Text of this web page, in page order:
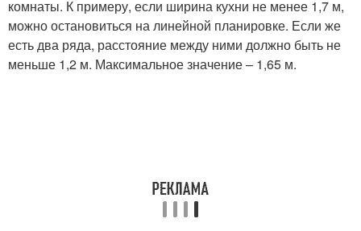
комнаты. К примеру, если ширина кухни не менее 1,7 м,
можно остановиться на линейной планировке. Если же
есть два ряда, расстояние между ними должно быть не
меньше 1,2 м. Максимальное значение – 1,65 м.